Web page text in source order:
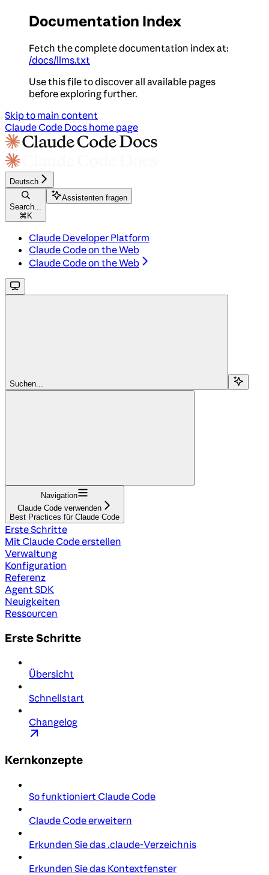
Documentation Index
Fetch the complete documentation index at:
/docs/llms.txt
Use this file to discover all available pages
before exploring further.
Skip to main content
Claude Code Docs home page
Deutsch
Search...
⌘ K
Assistenten fragen
Claude Developer Platform
Claude Code on the Web
Claude Code on the Web
Suchen...
Navigation
Claude Code verwenden
Best Practices für Claude Code
Erste Schritte
Mit Claude Code erstellen
Verwaltung
Konfiguration
Referenz
Agent SDK
Neuigkeiten
Ressourcen
Erste Schritte
Übersicht
Schnellstart
Changelog
Kernkonzepte
So funktioniert Claude Code
Claude Code erweitern
Erkunden Sie das .claude-Verzeichnis
Erkunden Sie das Kontextfenster